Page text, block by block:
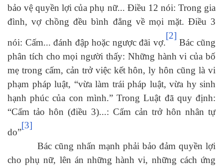
bảo vệ quyền lợi của phụ nữ... Điều 12 nói: Trong gia
đình, vợ chồng đều bình đẳng về mọi mặt. Điều 3
nói: Cấm... đánh đập hoặc ngược đãi vợ.
[2]
Bác cũng
phân tích cho mọi người thấy: Những hành vi của bố
mẹ trong cấm, cản trở việc kết hôn, ly hôn cũng là vi
phạm pháp luật, “vừa làm trái pháp luật, vừa hy sinh
hạnh phúc của con mình.” Trong Luật đã quy định:
“Cấm tảo hôn (điều 3)...: Cấm cản trở hôn nhân tự
do”
[3]
Bác cũng nhấn mạnh phải bảo đảm quyền lợi
cho phụ nữ, lên án những hành vi, những cách ứng